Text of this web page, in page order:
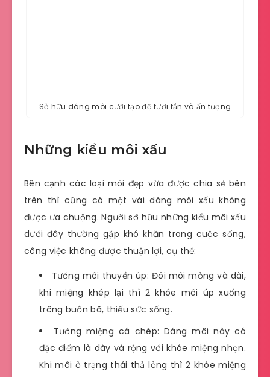
Sở hữu dáng môi cười tạo độ tươi tắn và ấn tượng
Những kiểu môi xấu
Bên cạnh các loại môi đẹp vừa được chia sẻ bên
trên thì cũng có một vài dáng môi xấu không
được ưa chuộng. Người sở hữu những kiểu môi xấu
dưới đây thường gặp khó khăn trong cuộc sống,
công việc không được thuận lợi, cụ thể:
Tướng môi thuyền úp: Đôi môi mỏng và dài,
khi miệng khép lại thì 2 khóe môi úp xuống
trông buồn bã, thiếu sức sống.
Tướng miệng cá chép: Dáng môi này có
đặc điểm là dày và rộng với khóe miệng nhọn.
Khi môi ở trạng thái thả lỏng thì 2 khóe miệng